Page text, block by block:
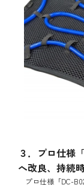
３．プロ仕様
へ改良、持続
プロ仕様「DC-